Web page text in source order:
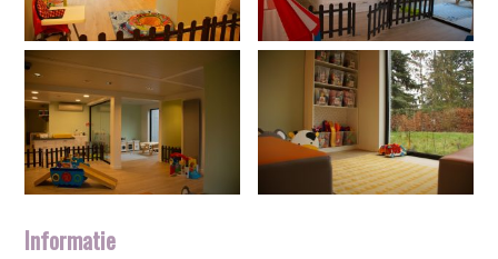
Informatie